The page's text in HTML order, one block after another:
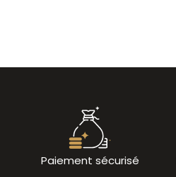
Paiement sécurisé